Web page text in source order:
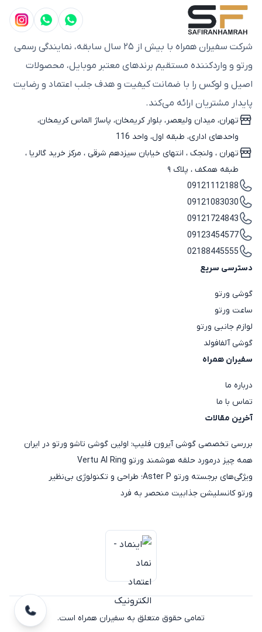
شرکت سفیران همراه با بیش از ۲۵ سال سابقه، نمایندگی رسمی
ورتو و واردکننده مستقیم برندهای معتبر موبایل، محصولات
اصیل و لوکس را با ضمانت کیفیت و هدف جلب اعتماد و رضایت
پایدار مشتریان ارائه می‌کند.
تهران، میدان ولیعصر، بلوار کریمخان، پاساژ الماس کریمخان،
واحدهای اداری، طبقه اول، واحد 116
تهران ، ولنجک‌ ، انتهای خیابان سیزدهم شرقی ، مرکز خرید گالریا ،
طبقه همکف ، پلاک ۹
09121112188
09121083030
09121724843
09123454577
02188445555
دسترسی سریع
گوشی ورتو
ساعت ورتو
لوازم جانبی ورتو
گوشی آلفافولد
سفیران همراه
درباره ما
تماس با ما
آخرین مقالات
بررسی تخصصی گوشی آیرون فلیپ: اولین گوشی تاشو ورتو در ایران
همه چیز درمورد حلقه هوشمند ورتو Vertu AI Ring
ویژگی‌های برجسته ورتو Aster P؛ طراحی و تکنولوژی بی‌نظیر
ورتو کانسلیشن جذابیت منحصر به فرد
تمامی حقوق متعلق به سفیران همراه است.